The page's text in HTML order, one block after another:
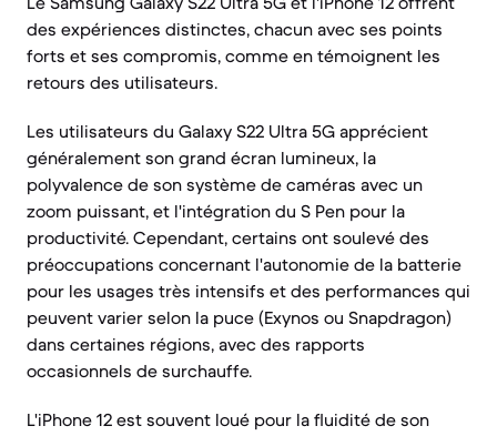
des expériences distinctes, chacun avec ses points
forts et ses compromis, comme en témoignent les
retours des utilisateurs.
Les utilisateurs du Galaxy S22 Ultra 5G apprécient
généralement son grand écran lumineux, la
polyvalence de son système de caméras avec un
zoom puissant, et l'intégration du S Pen pour la
productivité. Cependant, certains ont soulevé des
préoccupations concernant l'autonomie de la batterie
pour les usages très intensifs et des performances qui
peuvent varier selon la puce (Exynos ou Snapdragon)
dans certaines régions, avec des rapports
occasionnels de surchauffe.
L'iPhone 12 est souvent loué pour la fluidité de son